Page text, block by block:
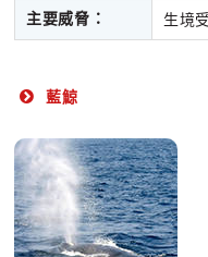
主要威脅： 生境
藍鯨